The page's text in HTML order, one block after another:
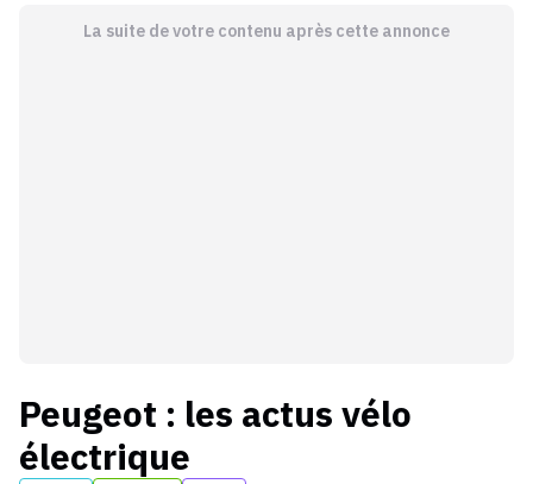
La suite de votre contenu après cette annonce
Peugeot : les actus vélo
électrique